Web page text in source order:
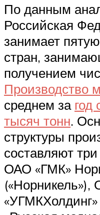
По данным
Российская
занимает
стран,
получением
Производство
среднем за год
тысяч тонн.
структуры
составляют
ОАО «ГМК»